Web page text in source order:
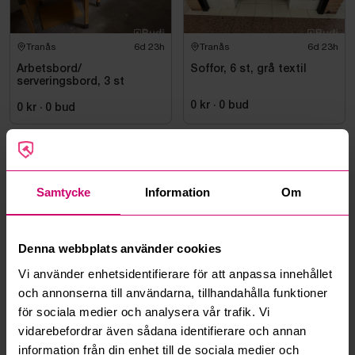
Samtycke Information Om
Denna webbplats använder cookies
Vi använder enhetsidentifierare för att anpassa innehållet
och annonserna till användarna, tillhandahålla funktioner
för sociala medier och analysera vår trafik. Vi
vidarebefordrar även sådana identifierare och annan
information från din enhet till de sociala medier och
Tranås 6d 23h
Arbetsbord/
serveringsbord, 3 st
0 kr · 0 bud
Tranås 6d 23h
Soffor, 6 st, grå textil
0 kr · 0 bud
Tranås 6d 23h
Stolar, ek, 42 st
0 kr ·0 bud